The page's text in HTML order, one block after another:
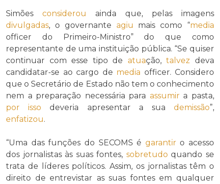
Simões considerou
ainda que, pelas imagens
divulgadas, o governante agiu mais como “media
officer do Primeiro-Ministro” do que como
representante de uma instituição pública. “Se quiser
continuar com esse tipo de atuação,talvez deva
candidatar-se ao cargo de media officer. Considero
que o Secretário de Estado não tem o conhecimento
nem a preparação necessária para assumira pasta,
por isso deveria apresentar a suademissão”,
enfatizou.
“Uma das funções do SECOMS é garantiro acesso
dos jornalistas às suas fontes, sobretudo quando se
trata de líderes políticos. Assim, os jornalistas têm o
direito de entrevistar as suas fontes em qualquer